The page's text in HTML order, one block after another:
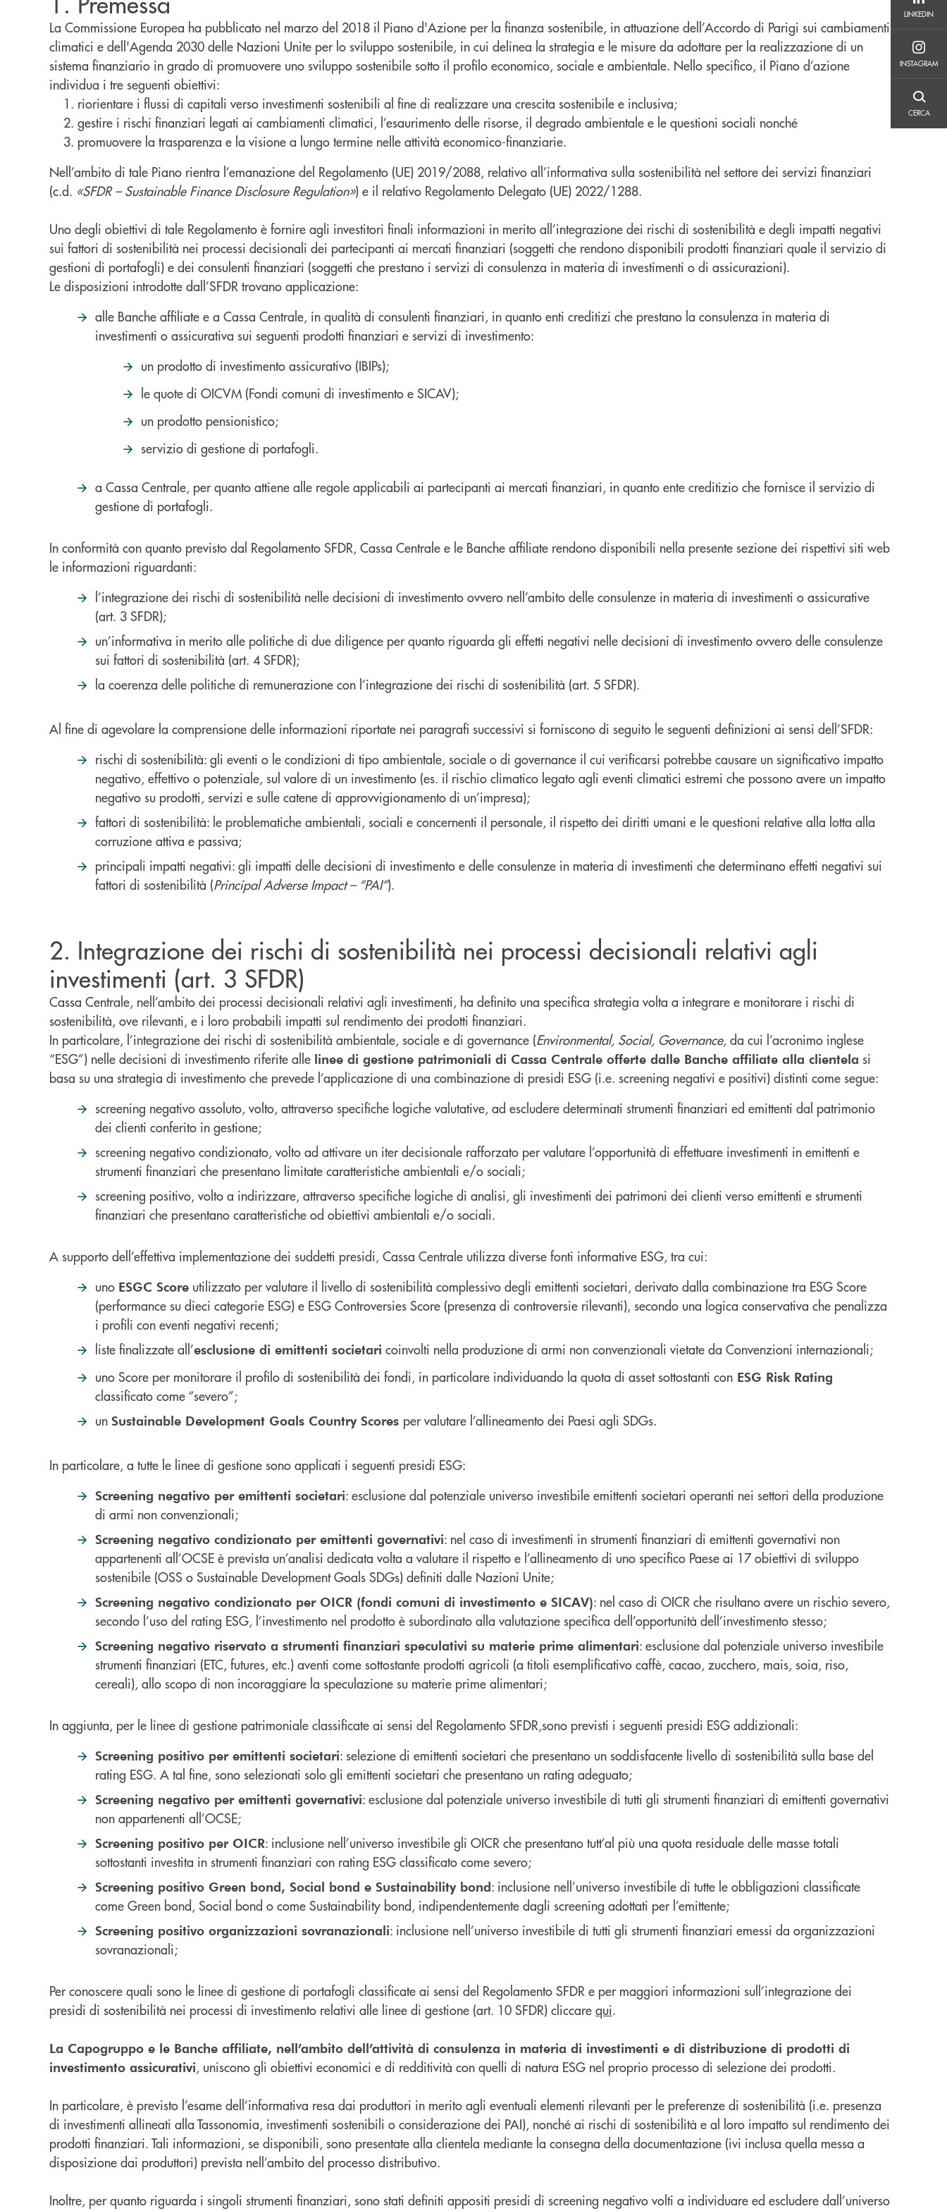
LINKEDIN
INSTAGRAM
INSTAGRAM
CERCA
La Commissione Europea ha pubblicato nel marzo del 2018 il Piano d'Azione per la finanza sostenibile, in attuazione dell’Accordo di Parigi sui cambiamenti
climatici e dell'Agenda 2030 delle Nazioni Unite per lo sviluppo sostenibile, in cui delinea la strategia e le misure da adottare per la realizzazione di un
sistema finanziario in grado di promuovere uno sviluppo sostenibile sotto il profilo economico, sociale e ambientale. Nello specifico, il Piano d’azione
individua i tre seguenti obiettivi:
riorientare i flussi di capitali verso investimenti sostenibili al fine di realizzare una crescita sostenibile e inclusiva;
gestire i rischi finanziari legati ai cambiamenti climatici, l’esaurimento delle risorse, il degrado ambientale e le questioni sociali nonché
promuovere la trasparenza e la visione a lungo termine nelle attività economico-finanziarie.
Nell’ambito di tale Piano rientra l’emanazione del Regolamento (UE) 2019/2088, relativo all’informativa sulla sostenibilità nel settore dei servizi finanziari
(c.d. «SFDR – Sustainable Finance Disclosure Regulation») e il relativo Regolamento Delegato (UE) 2022/1288.
Uno degli obiettivi di tale Regolamento è fornire agli investitori finali informazioni in merito all’integrazione dei rischi di sostenibilità e degli impatti negativi
sui fattori di sostenibilità nei processi decisionali dei partecipanti ai mercati finanziari (soggetti che rendono disponibili prodotti finanziari quale il servizio di
gestioni di portafogli) e dei consulenti finanziari (soggetti che prestano i servizi di consulenza in materia di investimenti o di assicurazioni).
Le disposizioni introdotte dall’SFDR trovano applicazione:
alle Banche affiliate e a Cassa Centrale, in qualità di consulenti finanziari, in quanto enti creditizi che prestano la consulenza in materia di
investimenti o assicurativa sui seguenti prodotti finanziari e servizi di investimento:
un prodotto di investimento assicurativo (IBIPs);
le quote di OICVM (Fondi comuni di investimento e SICAV);
un prodotto pensionistico;
servizio di gestione di portafogli.
a Cassa Centrale, per quanto attiene alle regole applicabili ai partecipanti ai mercati finanziari, in quanto ente creditizio che fornisce il servizio di
gestione di portafogli.
In conformità con quanto previsto dal Regolamento SFDR, Cassa Centrale e le Banche affiliate rendono disponibili nella presente sezione dei rispettivi siti web
le informazioni riguardanti:
l’integrazione dei rischi di sostenibilità nelle decisioni di investimento ovvero nell’ambito delle consulenze in materia di investimenti o assicurative
(art. 3 SFDR);
un’informativa in merito alle politiche di due diligence per quanto riguarda gli effetti negativi nelle decisioni di investimento ovvero delle consulenze
sui fattori di sostenibilità (art. 4 SFDR);
la coerenza delle politiche di remunerazione con l’integrazione dei rischi di sostenibilità (art. 5 SFDR).
Al fine di agevolare la comprensione delle informazioni riportate nei paragrafi successivi si forniscono di seguito le seguenti definizioni ai sensi dell’SFDR:
rischi di sostenibilità: gli eventi o le condizioni di tipo ambientale, sociale o di governance il cui verificarsi potrebbe causare un significativo impatto
negativo, effettivo o potenziale, sul valore di un investimento (es. il rischio climatico legato agli eventi climatici estremi che possono avere un impatto
negativo su prodotti, servizi e sulle catene di approvvigionamento di un’impresa);
fattori di sostenibilità: le problematiche ambientali, sociali e concernenti il personale, il rispetto dei diritti umani e le questioni relative alla lotta alla
corruzione attiva e passiva;
principali impatti negativi: gli impatti delle decisioni di investimento e delle consulenze in materia di investimenti che determinano effetti negativi sui
fattori di sostenibilità (Principal Adverse Impact – “PAI”).
2. Integrazione dei rischi di sostenibilità nei processi decisionali relativi agli
investimenti (art. 3 SFDR)
Cassa Centrale, nell’ambito dei processi decisionali relativi agli investimenti, ha definito una specifica strategia volta a integrare e monitorare i rischi di
sostenibilità, ove rilevanti, e i loro probabili impatti sul rendimento dei prodotti finanziari.
In particolare, l’integrazione dei rischi di sostenibilità ambientale, sociale e di governance (Environmental, Social, Governance, da cui l’acronimo inglese
“ESG”) nelle decisioni di investimento riferite alle linee di gestione patrimoniali di Cassa Centrale offerte dalle Banche affiliate alla clientela si
basa su una strategia di investimento che prevede l’applicazione di una combinazione di presidi ESG (i.e. screening negativi e positivi) distinti come segue:
screening negativo assoluto, volto, attraverso specifiche logiche valutative, ad escludere determinati strumenti finanziari ed emittenti dal patrimonio
dei clienti conferito in gestione;
screening negativo condizionato, volto ad attivare un iter decisionale rafforzato per valutare l’opportunità di effettuare investimenti in emittenti e
strumenti finanziari che presentano limitate caratteristiche ambientali e/o sociali;
screening positivo, volto a indirizzare, attraverso specifiche logiche di analisi, gli investimenti dei patrimoni dei clienti verso emittenti e strumenti
finanziari che presentano caratteristiche od obiettivi ambientali e/o sociali.
A supporto dell’effettiva implementazione dei suddetti presidi, Cassa Centrale utilizza diverse fonti informative ESG, tra cui:
uno ESGC Score utilizzato per valutare il livello di sostenibilità complessivo degli emittenti societari, derivato dalla combinazione tra ESG Score
(performance su dieci categorie ESG) e ESG Controversies Score (presenza di controversie rilevanti), secondo una logica conservativa che penalizza
i profili con eventi negativi recenti;
liste finalizzate all’esclusione di emittenti societari coinvolti nella produzione di armi non convenzionali vietate da Convenzioni internazionali;
uno Score per monitorare il profilo di sostenibilità dei fondi, in particolare individuando la quota di asset sottostanti con ESG Risk Rating
classificato come “severo”;
un Sustainable Development Goals Country Scores per valutare l’allineamento dei Paesi agli SDGs.
In particolare, a tutte le linee di gestione sono applicati i seguenti presidi ESG:
Screening negativo per emittenti societari: esclusione dal potenziale universo investibile emittenti societari operanti nei settori della produzione
di armi non convenzionali;
Screening negativo condizionato per emittenti governativi: nel caso di investimenti in strumenti finanziari di emittenti governativi non
appartenenti all’OCSE è prevista un’analisi dedicata volta a valutare il rispetto e l’allineamento di uno specifico Paese ai 17 obiettivi di sviluppo
sostenibile (OSS o Sustainable Development Goals SDGs) definiti dalle Nazioni Unite;
Screening negativo condizionato per OICR (fondi comuni di investimento e SICAV): nel caso di OICR che risultano avere un rischio severo,
secondo l’uso del rating ESG, l’investimento nel prodotto è subordinato alla valutazione specifica dell’opportunità dell’investimento stesso;
Screening negativo riservato a strumenti finanziari speculativi su materie prime alimentari: esclusione dal potenziale universo investibile
strumenti finanziari (ETC, futures, etc.) aventi come sottostante prodotti agricoli (a titoli esemplificativo caffè, cacao, zucchero, mais, soia, riso,
cereali), allo scopo di non incoraggiare la speculazione su materie prime alimentari;
In aggiunta, per le linee di gestione patrimoniale classificate ai sensi del Regolamento SFDR,sono previsti i seguenti presidi ESG addizionali:
Screening positivo per emittenti societari: selezione di emittenti societari che presentano un soddisfacente livello di sostenibilità sulla base del
rating ESG. A tal fine, sono selezionati solo gli emittenti societari che presentano un rating adeguato;
Screening negativo per emittenti governativi: esclusione dal potenziale universo investibile di tutti gli strumenti finanziari di emittenti governativi
non appartenenti all’OCSE;
Screening positivo per OICR: inclusione nell’universo investibile gli OICR che presentano tutt’al più una quota residuale delle masse totali
sottostanti investita in strumenti finanziari con rating ESG classificato come severo;
Screening positivo Green bond, Social bond e Sustainability bond: inclusione nell’universo investibile di tutte le obbligazioni classificate
come Green bond, Social bond o come Sustainability bond, indipendentemente dagli screening adottati per l’emittente;
Screening positivo organizzazioni sovranazionali: inclusione nell’universo investibile di tutti gli strumenti finanziari emessi da organizzazioni
sovranazionali;
Per conoscere quali sono le linee di gestione di portafogli classificate ai sensi del Regolamento SFDR e per maggiori informazioni sull’integrazione dei
presidi di sostenibilità nei processi di investimento relativi alle linee di gestione (art. 10 SFDR) cliccare qui.
La Capogruppo e le Banche affiliate, nell’ambito dell’attività di consulenza in materia di investimenti e di distribuzione di prodotti di
investimento assicurativi, uniscono gli obiettivi economici e di redditività con quelli di natura ESG nel proprio processo di selezione dei prodotti.
In particolare, è previsto l’esame dell’informativa resa dai produttori in merito agli eventuali elementi rilevanti per le preferenze di sostenibilità (i.e. presenza
di investimenti allineati alla Tassonomia, investimenti sostenibili o considerazione dei PAI), nonché ai rischi di sostenibilità e al loro impatto sul rendimento dei
prodotti finanziari. Tali informazioni, se disponibili, sono presentate alla clientela mediante la consegna della documentazione (ivi inclusa quella messa a
disposizione dai produttori) prevista nell’ambito del processo distributivo.
Inoltre, per quanto riguarda i singoli strumenti finanziari, sono stati definiti appositi presidi di screening negativo volti a individuare ed escludere dall’universo